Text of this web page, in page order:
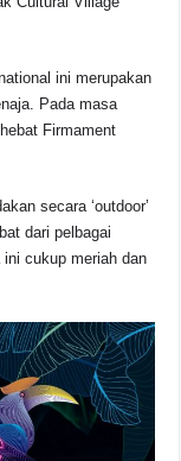
ini merupakan
Pada masa
Firmament
secara ‘outdoor’
dari pelbagai
cukup meriah dan